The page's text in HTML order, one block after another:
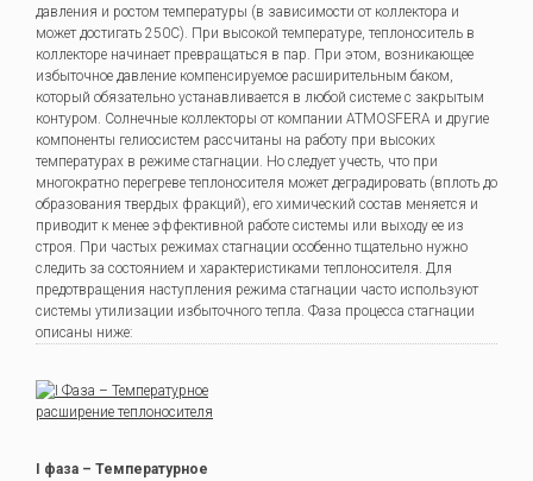
давления и ростом температуры (в зависимости от коллектора и
может достигать 250С). При высокой температуре, теплоноситель в
коллекторе начинает превращаться в пар. При этом, возникающее
избыточное давление компенсируемое расширительным баком,
который обязательно устанавливается в любой системе с закрытым
контуром. Солнечные коллекторы от компании ATMOSFERA и другие
компоненты гелиосистем рассчитаны на работу при высоких
температурах в режиме стагнации. Но следует учесть, что при
многократно перегреве теплоносителя может деградировать (вплоть до
образования твердых фракций), его химический состав меняется и
приводит к менее эффективной работе системы или выходу ее из
строя. При частых режимах стагнации особенно тщательно нужно
следить за состоянием и характеристиками теплоносителя. Для
предотвращения наступления режима стагнации часто используют
системы утилизации избыточного тепла. Фаза процесса стагнации
описаны ниже:
I фаза – Температурное